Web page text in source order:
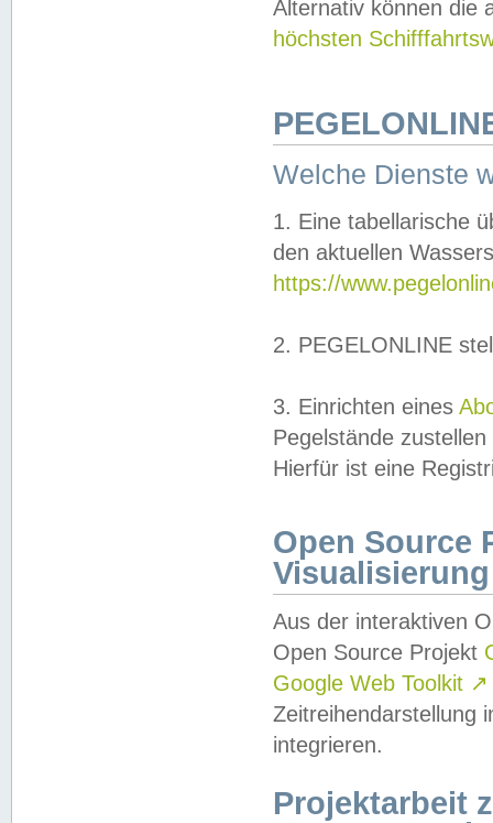
Alternativ können die
höchsten
Welche Dienste
1. Eine tabellarische
den aktuellen
https://
2. PEGELONLINE
3. Einrichten eines
Pegelstände
Hierfür ist eine
Open Source
Visualisierung
Aus der interaktiven
Open Source Projekt
Google Web Toolkit ↗
Zeitreihendarstellung
integrieren.
Projektarbeit